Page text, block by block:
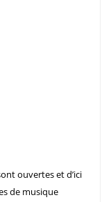
ouvertes et d’ici
de musique